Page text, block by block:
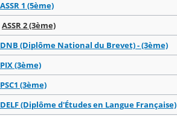
ASSR 1 (5ème)
ASSR 2 (3ème)
DNB (Diplôme National du Brevet) - (3ème)
PIX (3ème)
PSC1 (3ème)
DELF (Diplôme d'Études en Langue Française)